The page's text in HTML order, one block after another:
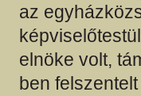
az
elnöke volt,
ben